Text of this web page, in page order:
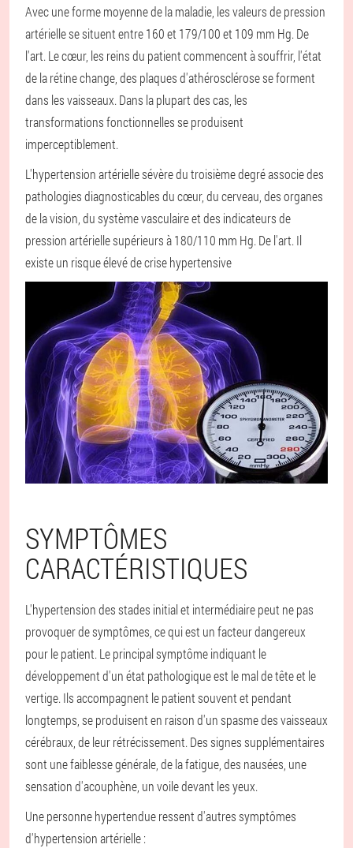
Avec une forme moyenne de la maladie, les valeurs de pression
artérielle se situent entre 160 et 179/100 et 109 mm Hg. De
l'art. Le cœur, les reins du patient commencent à souffrir, l'état
de la rétine change, des plaques d'athérosclérose se forment
dans les vaisseaux. Dans la plupart des cas, les
transformations fonctionnelles se produisent
imperceptiblement.
L'hypertension artérielle sévère du troisième degré associe des
pathologies diagnosticables du cœur, du cerveau, des organes
de la vision, du système vasculaire et des indicateurs de
pression artérielle supérieurs à 180/110 mm Hg. De l'art. Il
existe un risque élevé de crise hypertensive
SYMPTÔMES
CARACTÉRISTIQUES
L'hypertension des stades initial et intermédiaire peut ne pas
provoquer de symptômes, ce qui est un facteur dangereux
pour le patient. Le principal symptôme indiquant le
développement d'un état pathologique est le mal de tête et le
vertige. Ils accompagnent le patient souvent et pendant
longtemps, se produisent en raison d'un spasme des vaisseaux
cérébraux, de leur rétrécissement. Des signes supplémentaires
sont une faiblesse générale, de la fatigue, des nausées, une
sensation d'acouphène, un voile devant les yeux.
Une personne hypertendue ressent d'autres symptômes
d'hypertension artérielle :